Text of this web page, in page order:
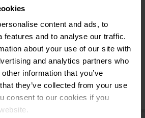
content and ads, to
features and to analyse our traffic.
about your use of our site with
and analytics partners who
information that you’ve
they’ve collected from your use
consent to our cookies if you
los mismos. El acceso es posible
carretillas elevadoras y sistemas de
ocupan del flujo de materiales en la
planta baja.
de acero
Espacio de almacenaje adicional
sin modificar las estructuras de
construcción
OBTENER MÁS
INFORMACIÓN